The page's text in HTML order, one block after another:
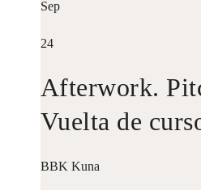
Sep
24
Afterwork.
Vuelta de
BBK Kuna